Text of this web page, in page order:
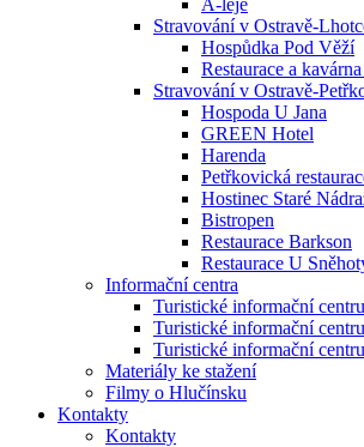
A-leje
Stravování v Ostravě-
Hospůdka Pod Věží
Restaurace a
Stravování v Ostravě-
Hospoda U Jana
GREEN Hotel
Harenda
Petřkovická
Hostinec Staré
Bistropen
Restaurace Barkson
Restaurace U
Informační centra
Turistické informační
Turistické informační
Turistické informační
Materiály ke stažení
Filmy o Hlučínsku
Kontakty
Kontakty